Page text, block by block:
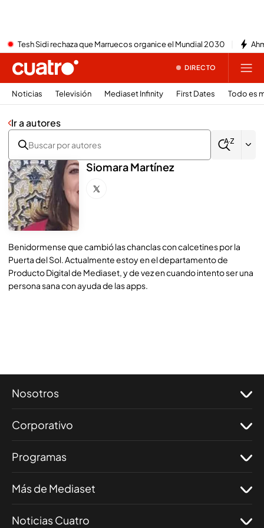
Tesh Sidi rechaza que Marruecos organice el Mundial 2030
DIRECTO
Noticias Televisión Mediaset Infinity First Dates Todo es
Ir a autores
Siomara Martínez
Benidormense que cambió las chanclas con calcetines por la
Puerta del Sol. Actualmente estoy en el departamento de
Producto Digital de Mediaset, y de vez en cuando intento ser una
persona sana con ayuda de las apps.
Nosotros
Corporativo
Programas
Más de Mediaset
Noticias Cuatro